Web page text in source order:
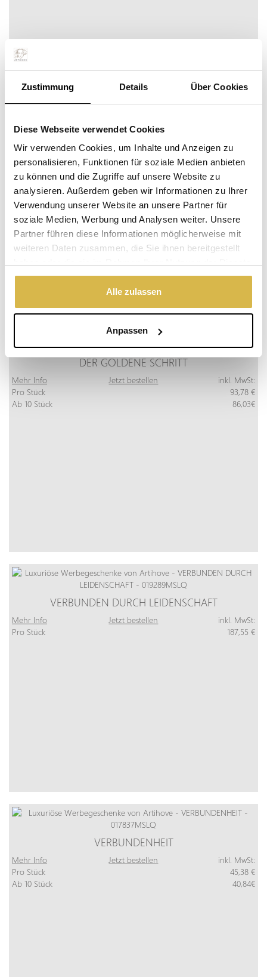
Zustimmung Details Über Cookies
Diese Webseite verwendet Cookies
Wir verwenden Cookies, um Inhalte und Anzeigen zu
personalisieren, Funktionen für soziale Medien anbieten
zu können und die Zugriffe auf unsere Website zu
analysieren. Außerdem geben wir Informationen zu Ihrer
Verwendung unserer Website an unsere Partner für
soziale Medien, Werbung und Analysen weiter. Unsere
Partner führen diese Informationen möglicherweise mit
weiteren Daten zusammen, die Sie ihnen bereitgestellt
gesammelt haben.
Alle zulassen
Anpassen
Pro Stück
586,85 €
DER GOLDENE SCHRITT
Mehr Info Jetzt bestellen
inkl. MwSt:
Pro Stück
93,78 €
Ab 10 Stück
86,03€
VERBUNDEN DURCH LEIDENSCHAFT
Mehr Info Jetzt bestellen
inkl. MwSt:
Pro Stück
187,55 €
VERBUNDENHEIT
Mehr Info Jetzt bestellen
inkl. MwSt:
Pro Stück
45,38 €
Ab 10 Stück
40,84€